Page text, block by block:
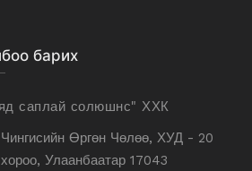
барих
саплай солюшнс" ХХК
Чингисийн Өргөн Чөлөө, ХУД - 20
хороо, Улаанбаатар 17043